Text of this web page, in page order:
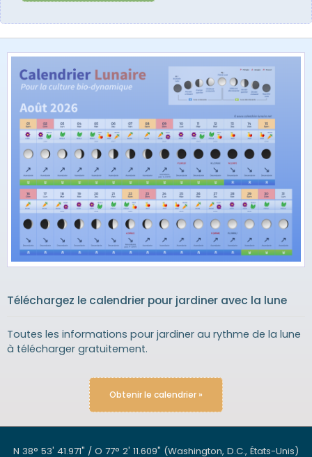
Téléchargez le calendrier pour jardiner avec la lune
Toutes les informations pour jardiner au rythme de la lune
à télécharger gratuitement.
Obtenir le calendrier »
N 38° 53' 41.971" / O 77° 2' 11.609" (Washington, D.C., États-Unis)